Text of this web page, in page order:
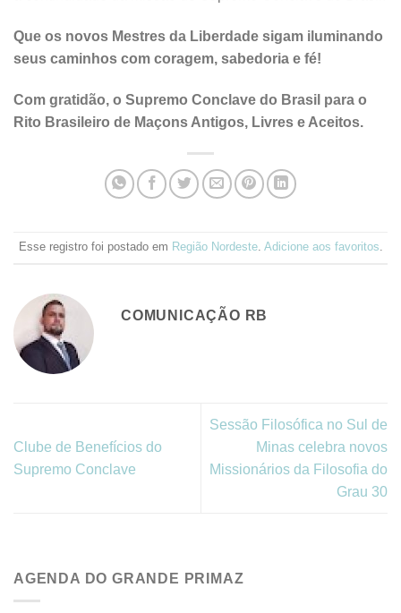
Que os novos Mestres da Liberdade sigam iluminando
seus caminhos com coragem, sabedoria e fé!
Com gratidão, o Supremo Conclave do Brasil para o
Rito Brasileiro de Maçons Antigos, Livres e Aceitos.
Esse registro foi postado em Região Nordeste. Adicione aos favoritos.
COMUNICAÇÃO RB
Clube de Benefícios do
Supremo Conclave
Sessão Filosófica no Sul de
Minas celebra novos
Missionários da Filosofia do
Grau 30
AGENDA DO GRANDE PRIMAZ